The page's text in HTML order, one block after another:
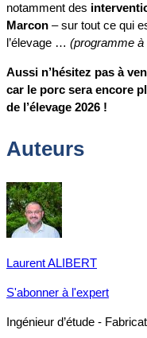
notamment des
Marcon – sur tout ce qui
l’élevage … (programme à
Aussi n’hésitez pas à
car le porc sera encore
de l’élevage 2026 !
Auteurs
Laurent ALIBERT
S'abonner à l'expert
Ingénieur d’étude -